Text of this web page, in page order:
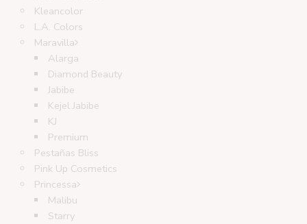
Kleancolor
L.A. Colors
Maravilla
Alarga
Diamond Beauty
Jabibe
Kejel Jabibe
KJ
Premium
Pestañas Bliss
Pink Up Cosmetics
Princessa
Malibu
Starry